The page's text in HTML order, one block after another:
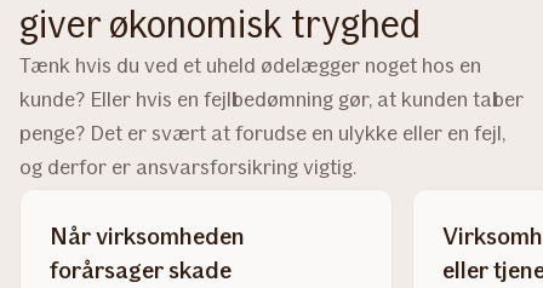
giver økonomisk tryghed
Tænk hvis du ved et uheld ødelægger noget hos en
kunde? Eller hvis en fejlbedømning gør, at kunden taber
penge? Det er svært at forudse en ulykke eller en fejl,
og derfor er ansvarsforsikring vigtig.
Når virksomheden
forårsager skade
eller